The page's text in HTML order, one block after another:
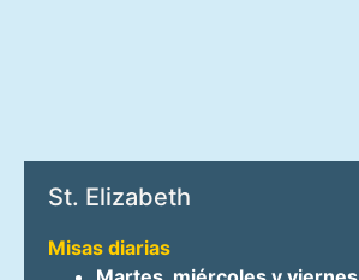
St. Elizabeth
Misas diarias